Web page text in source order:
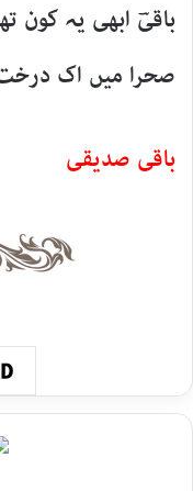
باقیؔ ابھی یہ کون
صحرا میں اک درخت
باقی صدیقی